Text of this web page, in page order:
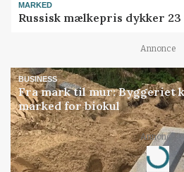
MARKED
Russisk mælkepris dykker
Annonce
BUSINESS
Fra mark til mur: Byggeriet
marked for biokul
Annonce
Loading...